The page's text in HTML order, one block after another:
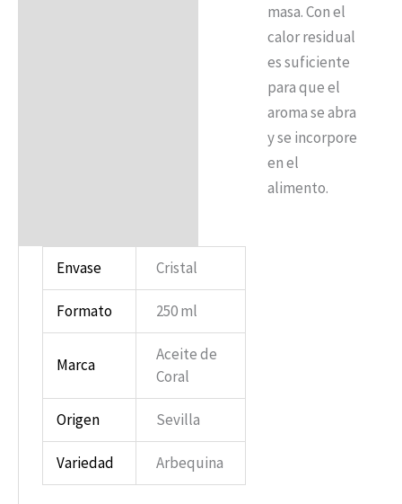
masa. Con el
calor residual
es suficiente
para que el
aroma se abra
y se incorpore
en el
alimento.
Envase Cristal
Formato 250 ml
Marca
Aceite de
Coral
Origen Sevilla
Variedad Arbequina